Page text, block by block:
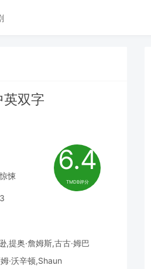
双字
6.4
TMDB评分
悚
,提奥·詹姆斯,古古·姆巴
·沃辛顿,Shaun